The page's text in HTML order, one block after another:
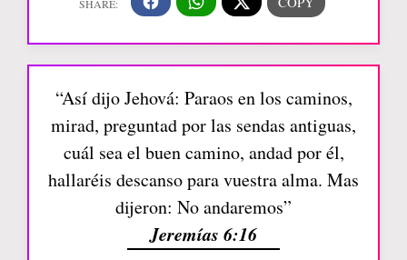
“Así dijo Jehová: Paraos en los caminos,
mirad, preguntad por las sendas antiguas,
cuál sea el buen camino, andad por él,
hallaréis descanso para vuestra alma. Mas
dijeron: No andaremos”
Jeremías 6:16